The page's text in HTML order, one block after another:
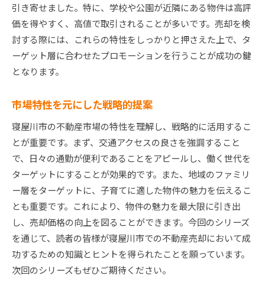
引き寄せました。特に、学校や公園が近隣にある物件は高評
価を得やすく、高値で取引されることが多いです。売却を検
討する際には、これらの特性をしっかりと押さえた上で、タ
ーゲット層に合わせたプロモーションを行うことが成功の鍵
となります。
市場特性を元にした戦略的提案
寝屋川市の不動産市場の特性を理解し、戦略的に活用するこ
とが重要です。まず、交通アクセスの良さを強調すること
で、日々の通勤が便利であることをアピールし、働く世代を
ターゲットにすることが効果的です。また、地域のファミリ
ー層をターゲットに、子育てに適した物件の魅力を伝えるこ
とも重要です。これにより、物件の魅力を最大限に引き出
し、売却価格の向上を図ることができます。今回のシリーズ
を通じて、読者の皆様が寝屋川市での不動産売却において成
功するための知識とヒントを得られたことを願っています。
次回のシリーズもぜひご期待ください。